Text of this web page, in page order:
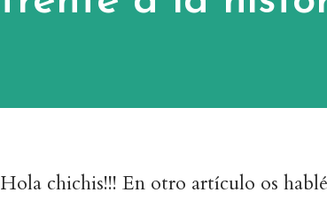
Hola chichis!!! En otro artículo os